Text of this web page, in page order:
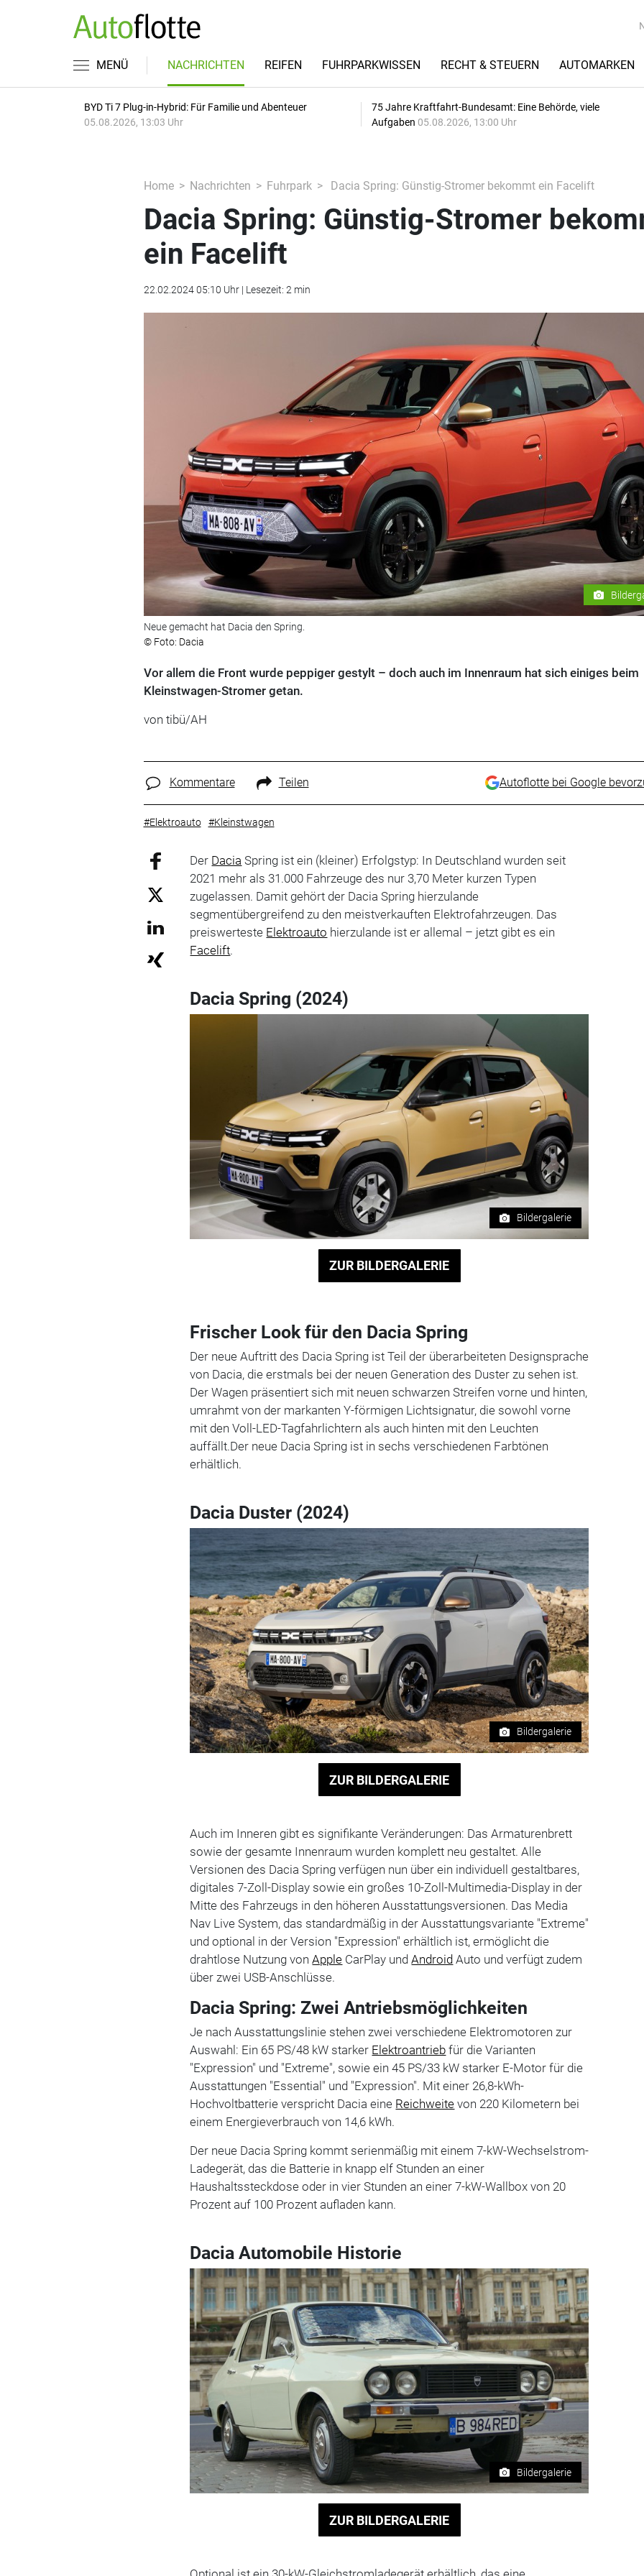
MENÜ NACHRICHTEN REIFEN FUHRPARKWISSEN RECHT & STEUERN AUTOMARKEN
BYD Ti 7 Plug-in-Hybrid: Für Familie und Abenteuer
05.08.2026, 13:03 Uhr
75 Jahre Kraftfahrt-Bundesamt: Eine Behörde, viele
Aufgaben 05.08.2026, 13:00 Uhr
Home Nachrichten Fuhrpark Dacia Spring: Günstig-Stromer bekommt ein Facelift
Dacia Spring: Günstig-Stromer
ein Facelift
22.02.2024 05:10 Uhr | Lesezeit: 2 min
Neue gemacht hat Dacia den Spring.
© Foto: Dacia
Vor allem die Front wurde peppiger gestylt – doch auch im Innenraum hat sich einiges beim
Kleinstwagen-Stromer getan.
von tibü/AH
Kommentare Teilen Autoflotte bei Google
#Elektroauto #Kleinstwagen
Der Dacia Spring ist ein (kleiner) Erfolgstyp: In Deutschland wurden seit
2021 mehr als 31.000 Fahrzeuge des nur 3,70 Meter kurzen Typen
zugelassen. Damit gehört der Dacia Spring hierzulande
segmentübergreifend zu den meistverkauften Elektrofahrzeugen. Das
preiswerteste Elektroauto hierzulande ist er allemal – jetzt gibt es ein
Facelift.
Dacia Spring (2024)
Bildergalerie
ZUR BILDERGALERIE
Frischer Look für den Dacia Spring
Der neue Auftritt des Dacia Spring ist Teil der überarbeiteten Designsprache
von Dacia, die erstmals bei der neuen Generation des Duster zu sehen ist.
Der Wagen präsentiert sich mit neuen schwarzen Streifen vorne und hinten,
umrahmt von der markanten Y-förmigen Lichtsignatur, die sowohl vorne
mit den Voll-LED-Tagfahrlichtern als auch hinten mit den Leuchten
auffällt.Der neue Dacia Spring ist in sechs verschiedenen Farbtönen
erhältlich.
Dacia Duster (2024)
Bildergalerie
ZUR BILDERGALERIE
Auch im Inneren gibt es signifikante Veränderungen: Das Armaturenbrett
sowie der gesamte Innenraum wurden komplett neu gestaltet. Alle
Versionen des Dacia Spring verfügen nun über ein individuell gestaltbares,
digitales 7-Zoll-Display sowie ein großes 10-Zoll-Multimedia-Display in der
Mitte des Fahrzeugs in den höheren Ausstattungsversionen. Das Media
Nav Live System, das standardmäßig in der Ausstattungsvariante "Extreme"
und optional in der Version "Expression" erhältlich ist, ermöglicht die
drahtlose Nutzung vonApple CarPlay undAndroid Auto und verfügt zudem
über zwei USB-Anschlüsse.
Dacia Spring: Zwei Antriebsmöglichkeiten
Je nach Ausstattungslinie stehen zwei verschiedene Elektromotoren zur
Auswahl: Ein 65 PS/48 kW starker Elektroantrieb für die Varianten
"Expression" und "Extreme", sowie ein 45 PS/33 kW starker E-Motor für die
Ausstattungen "Essential" und "Expression". Mit einer 26,8-kWh-
Hochvoltbatterie verspricht Dacia eine Reichweite von 220 Kilometern bei
einem Energieverbrauch von 14,6 kWh.
Der neue Dacia Spring kommt serienmäßig mit einem 7-kW-Wechselstrom-
Ladegerät, das die Batterie in knapp elf Stunden an einer
Haushaltssteckdose oder in vier Stunden an einer 7-kW-Wallbox von 20
Prozent auf 100 Prozent aufladen kann.
Dacia Automobile Historie
Bildergalerie
ZUR BILDERGALERIE